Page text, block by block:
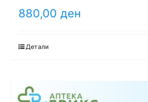
880,00 ден
Детали